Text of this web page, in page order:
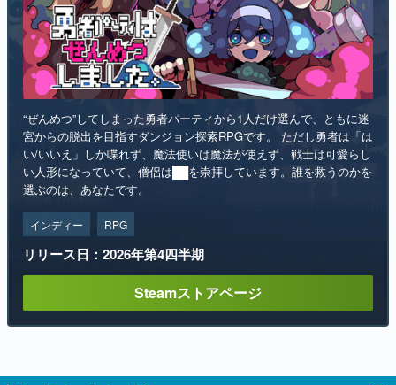
“ぜんめつ”してしまった勇者パーティから1人だけ選んで、ともに迷
宮からの脱出を目指すダンジョン探索RPGです。 ただし勇者は「は
い/いいえ」しか喋れず、魔法使いは魔法が使えず、戦士は可愛らし
選ぶのは、あなたです。
インディー RPG
リリース日：2026年第4四半期
ランキング
1
「ブタメン」の麺が“約4倍”になった「ブタ